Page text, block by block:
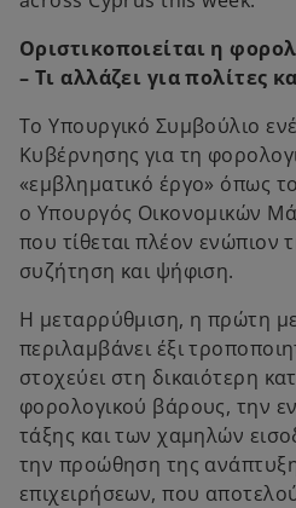
Οριστικοποιείται η
– Τι αλλάζει για πολίτες
Το Υπουργικό Συμβούλιο
Κυβέρνησης για τη
«εμβληματικό έργο» όπως
ο Υπουργός Οικονομικών
που τίθεται πλέον ενώπιον
συζήτηση και ψήφιση.
Η μεταρρύθμιση, η πρώτη
περιλαμβάνει έξι
στοχεύει στη δικαιότερη
φορολογικού βάρους, την
τάξης και των χαμηλών
την προώθηση της
επιχειρήσεων, που